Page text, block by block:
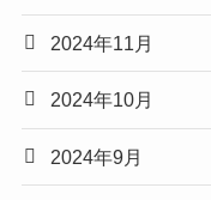
2024年11月
2024年10月
2024年9月